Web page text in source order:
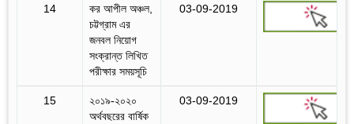
14
কর আপীল অঞ্চল,
চট্টগ্রাম এর
জনবল নিয়োগ
সংক্রান্ত লিখিত
পরীক্ষার সময়সূচি
03-09-2019
15
২০১৯-২০২০
অর্থবছরের বার্ষিক
03-09-2019